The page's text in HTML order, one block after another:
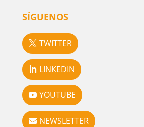
SÍGUENOS
TWITTER
LINKEDIN
YOUTUBE
NEWSLETTER